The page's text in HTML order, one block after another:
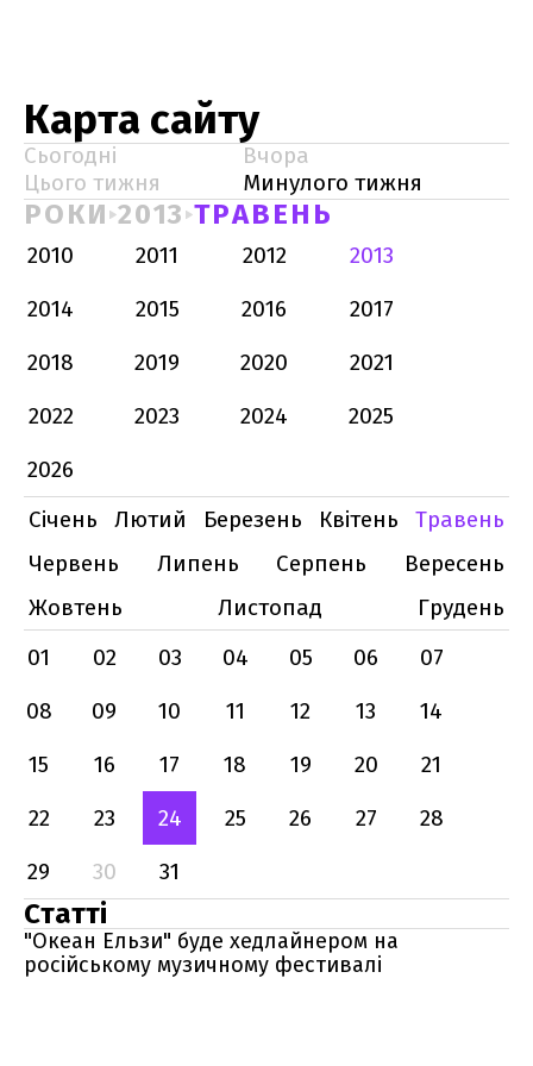
Карта сайту
Сьогодні
Вчора
Цього тижня
Минулого тижня
РОКИ 2013 ТРАВЕНЬ
2010 2011 2012
2013
2014
2015 2016
2017
2018
2019 2020
2021
2022
2023 2024
2025
2026
Січень
Лютий Березень Квітень
Травень
Червень
Липень Серпень
Вересень
Жовтень
Листопад
Грудень
01
02 03 04 05 06
07
08
09 10 11 12 13
14
15
16 17 18 19 20
21
22
23 24 25 26 27
28
29
30 31
Статті
"Океан Ельзи" буде хедлайнером на
російському музичному фестивалі